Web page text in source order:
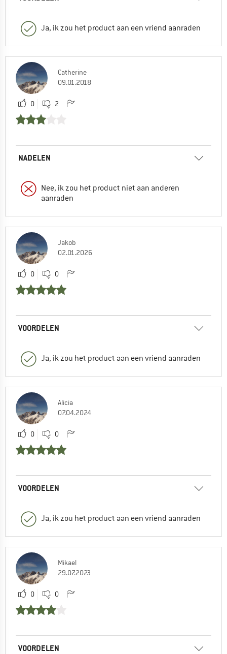
Ja, ik zou het product aan een vriend aanraden
Catherine
09.01.2018
0 2
NADELEN
Nee, ik zou het product niet aan anderen
aanraden
Jakob
02.01.2026
0 0
VOORDELEN
Ja, ik zou het product aan een vriend aanraden
Alicia
07.04.2024
0 0
VOORDELEN
Ja, ik zou het product aan een vriend aanraden
Mikael
29.07.2023
0 0
VOORDELEN